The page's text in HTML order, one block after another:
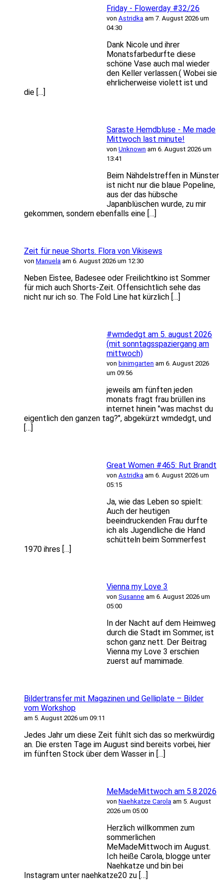
Friday - Flowerday #32/26
von Astridka am 7. August 2026 um
04:30
Dank Nicole und ihrer
Monatsfarbedurfte diese
schöne Vase auch mal wieder
den Keller verlassen.( Wobei sie
ehrlicherweise violett ist und
die […]
Saraste Hemdbluse - Me made
Mittwoch last minute!
von Unknown am 6. August 2026 um
13:41
Beim Nähdelstreffen in Münster
ist nicht nur die blaue Popeline,
aus der das hübsche
Japanblüschen wurde, zu mir
gekommen, sondern ebenfalls eine […]
Zeit für neue Shorts. Flora von Vikisews
von Manuela am 6. August 2026 um 12:30
Neben Eistee, Badesee oder Freilichtkino ist Sommer
für mich auch Shorts-Zeit. Offensichtlich sehe das
nicht nur ich so. The Fold Line hat kürzlich […]
#wmdedgt am 5. august 2026
(mit sonntagsspaziergang am
mittwoch)
von binimgarten am 6. August 2026
um 09:56
jeweils am fünften jeden
monats fragt frau brüllen ins
internet hinein "was machst du
eigentlich den ganzen tag?", abgekürzt wmdedgt, und
[…]
Great Women #465: Rut Brandt
von Astridka am 6. August 2026 um
05:15
Ja, wie das Leben so spielt:
Auch der heutigen
beeindruckenden Frau durfte
ich als Jugendliche die Hand
schütteln beim Sommerfest
1970 ihres […]
Vienna my Love 3
von Susanne am 6. August 2026 um
05:00
In der Nacht auf dem Heimweg
durch die Stadt im Sommer, ist
schon ganz nett. Der Beitrag
Vienna my Love 3 erschien
zuerst auf mamimade.
Bildertransfer mit Magazinen und Gelliplate – Bilder
vom Workshop
am 5. August 2026 um 09:11
Jedes Jahr um diese Zeit fühlt sich das so merkwürdig
an. Die ersten Tage im August sind bereits vorbei, hier
im fünften Stock über dem Wasser in […]
MeMadeMittwoch am 5.8.2026
von Naehkatze Carola am 5. August
2026 um 05:00
Herzlich willkommen zum
sommerlichen
MeMadeMittwoch im August.
Ich heiße Carola, blogge unter
Naehkatze und bin bei
Instagram unter naehkatze20 zu […]